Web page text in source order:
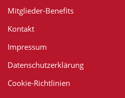
Mitglieder-Benefits
Kontakt
Impressum
Datenschutzerklärung
Cookie-Richtlinien